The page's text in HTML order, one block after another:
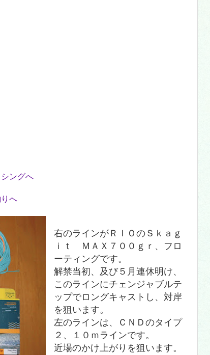
右のラインがＲＩＯのＳｋａｇ
ｉｔ ＭＡＸ７００ｇｒ、フロ
ーティングです。
解禁当初、及び５月連休明け、
このラインにチェンジャブルテ
ップでロングキャストし、対岸
を狙います。
左のラインは、ＣＮＤのタイプ
２、１０ｍラインです。
近場のかけ上がりを狙います。